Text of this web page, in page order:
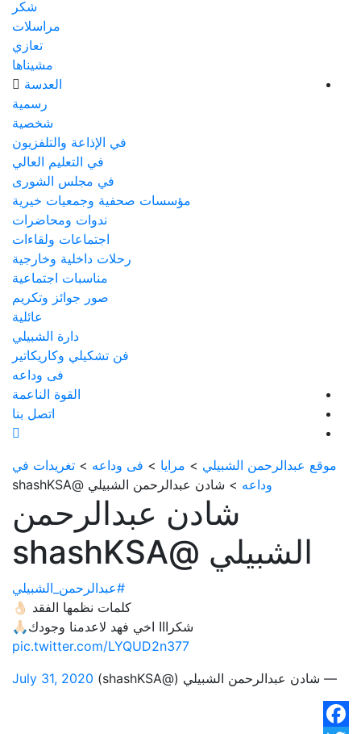
شكر
مراسلات
تعازي
مشيناها
العدسة
رسمية
شخصية
في الإذاعة والتلفزيون
في التعليم العالي
في مجلس الشورى
مؤسسات صحفية وجمعيات خيرية
ندوات ومحاضرات
اجتماعات ولقاءات
رحلات داخلية وخارجية
مناسبات اجتماعية
صور جوائز وتكريم
عائلية
دارة الشبيلي
فن تشكيلي وكاريكاتير
فى وداعه
القوة الناعمة
اتصل بنا
موقع عبدالرحمن الشبيلي > مرايا > فى وداعه > تغريدات في
وداعه > شادن عبدالرحمن الشبيلي @shashKSA
شادن عبدالرحمن
الشبيلي @shashKSA
#عبدالرحمن_الشبيلي
كلمات نظمها الفقد 👌🏻
شكرااا اخي فهد لاعدمنا وجودك🙏🏻
pic.twitter.com/LYQUD2n377
— شادن عبدالرحمن الشبيلي (@shashKSA)
July 31, 2020